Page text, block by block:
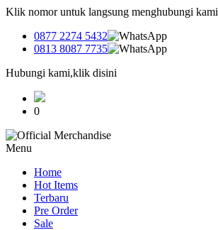
Klik nomor untuk langsung menghubungi kami
0877 2274 5432
0813 8087 7735
Hubungi kami,klik disini
0
Menu
Home
Hot Items
Terbaru
Pre Order
Sale